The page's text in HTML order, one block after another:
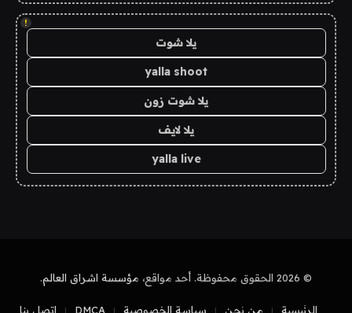
!
يلا شوت
yalla shoot
يلا شوت زون
يلا لايف
yalla live
© 2026 الحقوق محفوظة. أحد مواقع، مؤسسة اشراق العالم.
الرئيسية من نحن سياسة الخصوصية DMCA اتصل بنا